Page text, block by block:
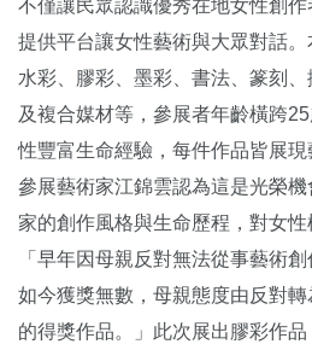
不僅讓民眾認識優秀在地女性創作
提供平台讓女性藝術與大眾對話。
水彩、
膠彩、墨彩、書法、篆刻
及複合媒材等， 參展者年齡橫跨
性豐富生命經驗， 每件作品皆展現
參展藝術家江錦雲認為這是光榮機
家的創作風格與生命歷程， 對女性
「 早年因母親反對無法從事藝術創
如今獲獎無數，母親態度由反對轉
的得獎作品。」此次展出膠彩作品